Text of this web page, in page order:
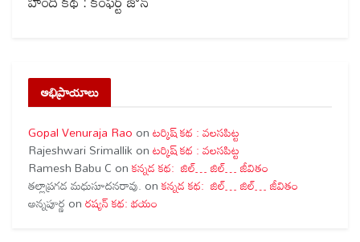
అభిప్రాయాలు
Gopal Venuraja Rao onటర్కిష్ కథ : వలసపిట్ట
Rajeshwari Srimallik onటర్కిష్ కథ : వలసపిట్ట
Ramesh Babu C onకన్నడ కథ: జిల్… జిల్… జీవితం
తల్లాప్రగడ మధుసూదనరావు. onకన్నడ కథ: జిల్… జిల్… జీవితం
అన్నపూర్ణ onరష్యన్ కథ: భయం